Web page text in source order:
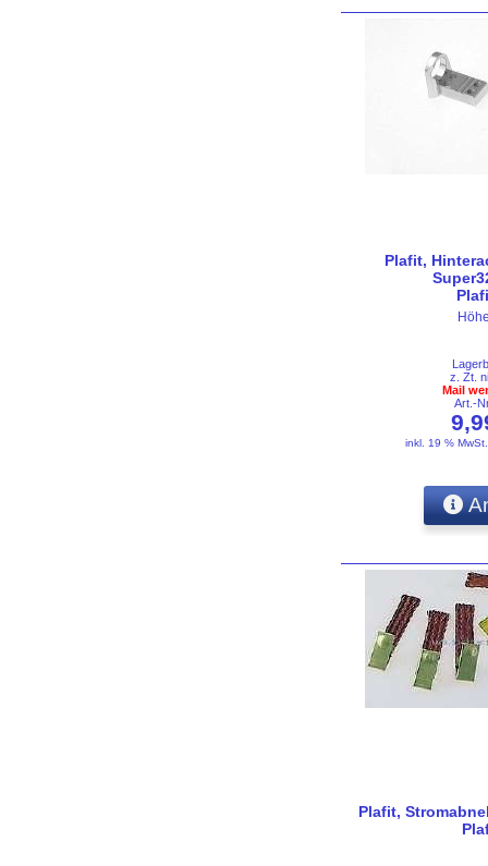
Plafit,
z. Zt.
Mail
Art.-
inkl. 19 %
Plafit,